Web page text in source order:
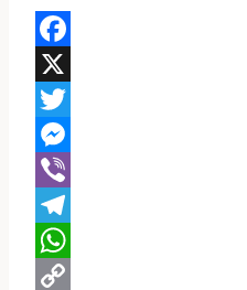
Facebook
X
Twitter
Messenger
Viber
Telegram
WhatsApp